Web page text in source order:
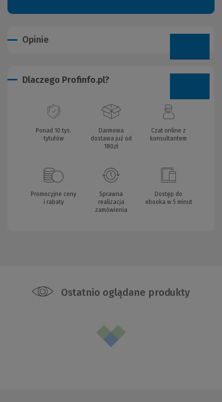
Opinie
Dlaczego Profinfo.pl?
Ponad 10 tys.
tytułów
Darmowa
dostawa już od
180zł
Czat online z
konsultantem
Promocyjne ceny
i rabaty
Sprawna
realizacja
zamówienia
Dostęp do
ebooka w 5 minut
Ostatnio oglądane produkty